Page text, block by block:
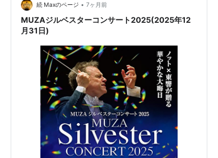
続 Maxのページ • 7ヶ月前
MUZAジルベスターコンサート2025(2025年12
月31日)